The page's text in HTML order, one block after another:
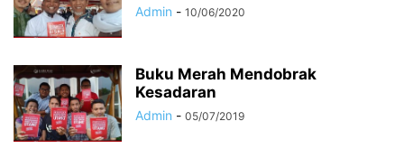
Admin - 10/06/2020
Buku Merah Mendobrak
Kesadaran
Admin - 05/07/2019